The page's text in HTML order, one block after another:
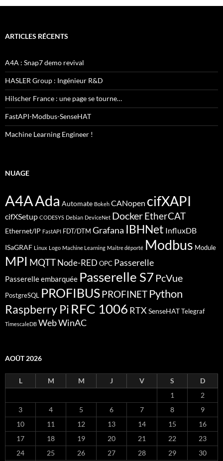
ARTICLES RÉCENTS
A4A : Snap7 demo revival
HASLER Group : Ingénieur R&D
Hilscher France : une page se tourne…
FastAPI-Modbus-SenseHAT
Machine Learning Engineer !
NUAGE
A4AAda Automate Bokeh CANopen cifXAPI
cifXSetup CODESYS Debian DeviceNet DockerEtherCAT
Ethernet/IP FastAPI FDT/DTM Grafana IBHNet InfluxDB
ISaGRAF Linux Logo Machine Learning Maitre déporté Modbus Module
MPI MQTTNode-RED OPC Passerelle
Passerelle embarquée Passerelle S7 PcVue
PostgreSQL PROFIBUSPROFINET Python
Raspberry Pi RFC 1006 RTX SenseHATTelegraf
TimescaleDB WebWinAC
AOÛT 2026
L M M J V S
D
1
2
3
4 5 6 7 8
9
10
11 12 13 14 15
16
17
18 19 20 21 22
23
24
25 26 27 28 29 30